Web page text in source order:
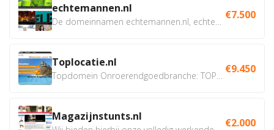
echtemannen.nl €7.500
Toplocatie.nl €9.450
Magazijnstunts.nl €2.000